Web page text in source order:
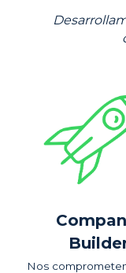
Nos